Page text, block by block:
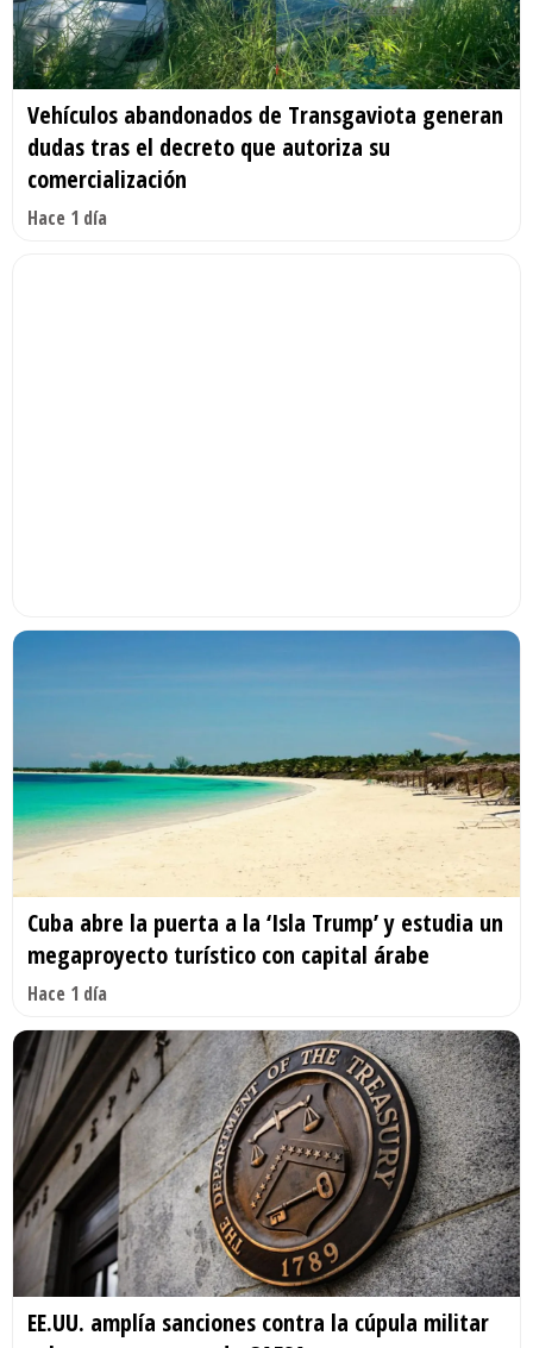
Vehículos abandonados de Transgaviota generan
dudas tras el decreto que autoriza su
comercialización
Hace 1 día
Cuba abre la puerta a la ‘Isla Trump’ y estudia un
megaproyecto turístico con capital árabe
Hace 1 día
EE.UU. amplía sanciones contra la cúpula militar